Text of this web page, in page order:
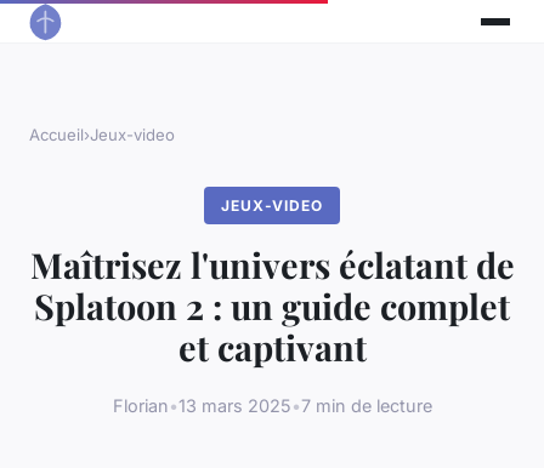
Accueil›Jeux-video
JEUX-VIDEO
Maîtrisez l'univers éclatant de
Splatoon 2 : un guide complet
et captivant
Florian•13 mars 2025•7 min de lecture